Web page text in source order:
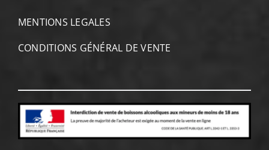
MENTIONS LEGALES
CONDITIONS GÉNÉRAL DE VENTE